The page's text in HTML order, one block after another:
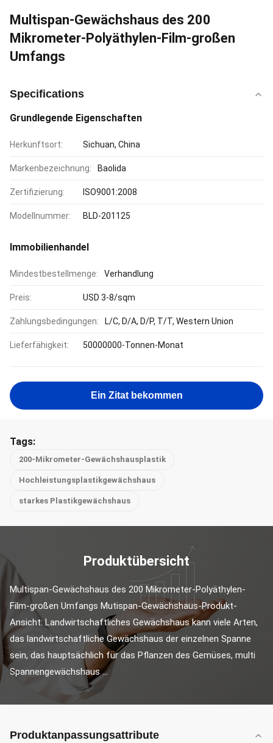
Multispan-Gewächshaus des 200
Mikrometer-Polyäthylen-Film-großen
Umfangs
Specifications
Grundlegende Eigenschaften
Herkunftsort: Sichuan, China
Markenbezeichnung: Baolida
Zertifizierung: ISO9001:2008
Modellnummer: BLD-201125
Immobilienhandel
Mindestbestellmenge: Verhandlung
Preis: USD 3-8/sqm
Zahlungsbedingungen: L/C, D/A, D/P, T/T, Western Union
Lieferfähigkeit: 50000000-Tonnen-Monat
Ein Zitat bekommen
Tags:
200-Mikrometer-Gewächshausplastik
Hochleistungsplastikgewächshaus
starkes Plastikgewächshaus
Produktübersicht
Multispan-Gewächshaus des 200 Mikrometer-Polyäthylen-
Film-großen Umfangs Mutispan-Gewächshaus-Produkt-
Ansicht: Landwirtschaftliches Gewächshaus kann viele Arten,
das landwirtschaftliche Gewächshaus der einzelnen Spanne
sein, das hauptsächlich für das Pflanzen des Gemüses, multi
Spannengewächshaus ...
Produktanpassungsattribute